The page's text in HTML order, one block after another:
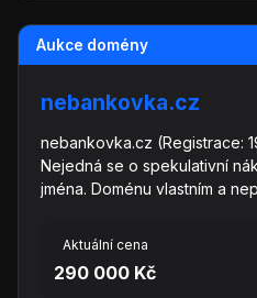
Aukce domény
nebankovka.cz
nebankovka.cz (Registrace:
Nejedná se o spekulativní
jména. Doménu vlastním a
Aktuální cena
290 000 Kč